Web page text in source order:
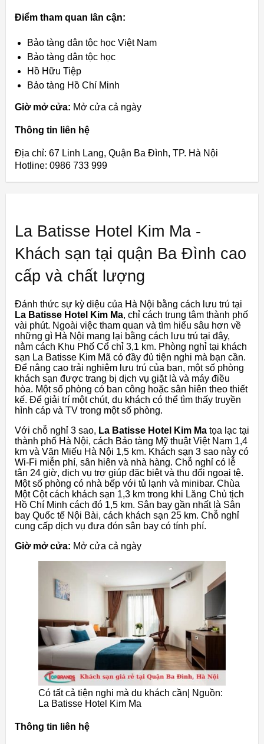
Điểm tham quan lân cận:
Bảo tàng dân tộc học Việt Nam
Bảo tàng dân tộc học
Hồ Hữu Tiệp
Bảo tàng Hồ Chí Minh
Giờ mở cửa: Mở cửa cả ngày
Thông tin liên hệ
Địa chỉ: 67 Linh Lang, Quận Ba Đình, TP. Hà Nội
Hotline: 0986 733 999
La Batisse Hotel Kim Ma -
Khách sạn tại quận Ba Đình cao
cấp và chất lượng
Đánh thức sự kỳ diệu của Hà Nội bằng cách lưu trú tại
La Batisse Hotel Kim Ma, chỉ cách trung tâm thành phố
vài phút. Ngoài việc tham quan và tìm hiểu sâu hơn về
những gì Hà Nội mang lại bằng cách lưu trú tại đây,
nằm cách Khu Phố Cổ chỉ 3,1 km. Phòng nghỉ tại khách
sạn La Batisse Kim Mã có đầy đủ tiện nghi mà bạn cần.
Để nâng cao trải nghiệm lưu trú của bạn, một số phòng
khách sạn được trang bị dịch vụ giặt là và máy điều
hòa. Một số phòng có ban công hoặc sân hiên theo thiết
kế. Để giải trí một chút, du khách có thể tìm thấy truyền
hình cáp và TV trong một số phòng.
Với chỗ nghỉ 3 sao, La Batisse Hotel Kim Ma tọa lạc tại
thành phố Hà Nội, cách Bảo tàng Mỹ thuật Việt Nam 1,4
km và Văn Miếu Hà Nội 1,5 km. Khách sạn 3 sao này có
Wi-Fi miễn phí, sân hiên và nhà hàng. Chỗ nghỉ có lễ
tân 24 giờ, dịch vụ trợ giúp đặc biệt và thu đổi ngoại tệ.
Một số phòng có nhà bếp với tủ lạnh và minibar. Chùa
Một Cột cách khách sạn 1,3 km trong khi Lăng Chủ tịch
Hồ Chí Minh cách đó 1,5 km. Sân bay gần nhất là Sân
bay Quốc tế Nội Bài, cách khách sạn 25 km. Chỗ nghỉ
cung cấp dịch vụ đưa đón sân bay có tính phí.
Giờ mở cửa: Mở cửa cả ngày
Có tất cả tiện nghi mà du khách cần| Nguồn:
La Batisse Hotel Kim Ma
Thông tin liên hệ